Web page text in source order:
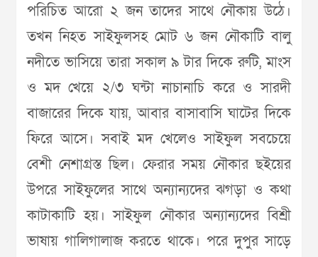
পরিচিত আরো ২ জন তাদের সাথে নৌকায় উঠে।
তখন নিহত সাইফুলসহ মোট ৬ জন নৌকাটি বালু
নদীতে ভাসিয়ে তারা সকাল ৯ টার দিকে রুটি, মাংস
ও মদ খেয়ে ২/৩ ঘন্টা নাচানাচি করে ও সারদী
বাজারের দিকে যায়, আবার বাসাবাসি ঘাটের দিকে
ফিরে আসে। সবাই মদ খেলেও সাইফুল সবচেয়ে
বেশী নেশাগ্রস্ত ছিল। ফেরার সময় নৌকার ছইয়ের
উপরে সাইফুলের সাথে অন্যান্যদের ঝগড়া ও কথা
কাটাকাটি হয়। সাইফুল নৌকার অন্যান্যদের বিশ্রী
ভাষায় গালিগালাজ করতে থাকে। পরে দুপুর সাড়ে